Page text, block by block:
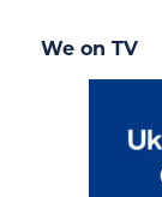
We on TV